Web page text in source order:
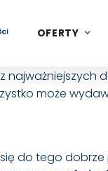
OFERTY
najważniejszych
może
do tego